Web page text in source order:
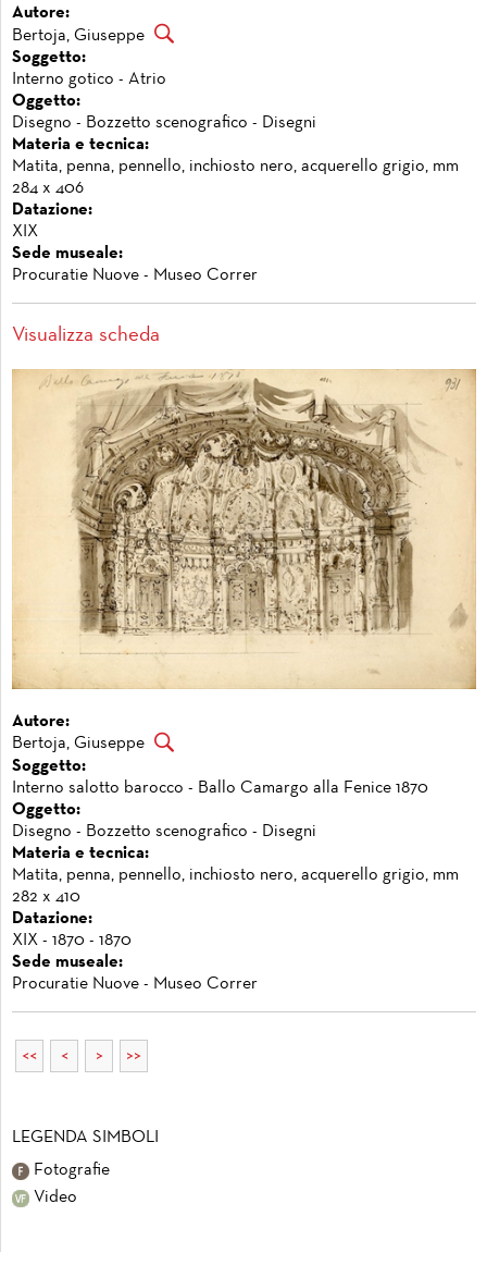
Autore:
Bertoja, Giuseppe
Soggetto:
Interno gotico - Atrio
Oggetto:
Disegno - Bozzetto scenografico - Disegni
Materia e tecnica:
Matita, penna, pennello, inchiosto nero, acquerello grigio, mm
284 x 406
Datazione:
XIX
Sede museale:
Procuratie Nuove - Museo Correr
Visualizza scheda
Autore:
Bertoja, Giuseppe
Soggetto:
Interno salotto barocco - Ballo Camargo alla Fenice 1870
Oggetto:
Disegno - Bozzetto scenografico - Disegni
Materia e tecnica:
Matita, penna, pennello, inchiosto nero, acquerello grigio, mm
282 x 410
Datazione:
XIX - 1870 - 1870
Sede museale:
Procuratie Nuove - Museo Correr
<< < > >>
LEGENDA SIMBOLI
Fotografie
Video